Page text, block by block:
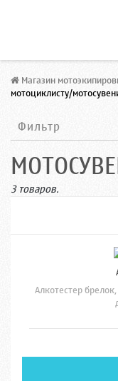
Магазин
мотоциклисту/
Фильтр
3 товаров.
Алкотестер